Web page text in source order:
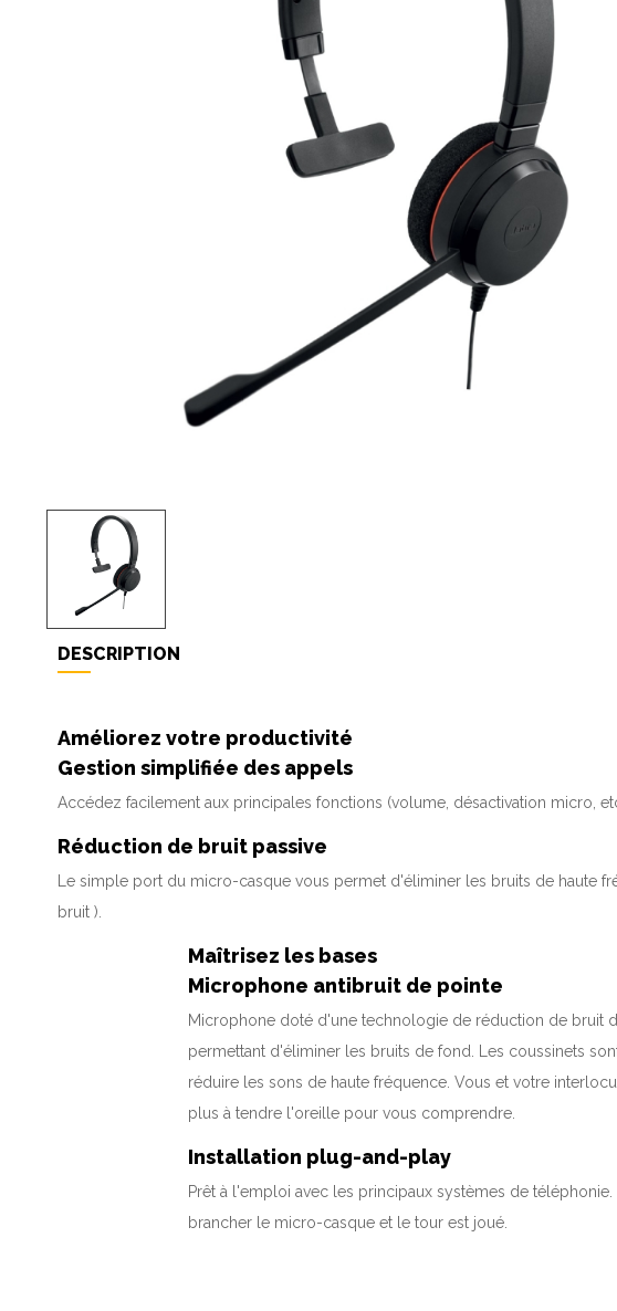
DESCRIPTION
Améliorez votre productivité
Gestion simplifiée des appels
Accédez facilement aux principales fonctions (volume, désactivation micro,
Réduction de bruit passive
Le simple port du micro-casque vous permet d'éliminer les bruits de haute
bruit ).
Maîtrisez les bases
Microphone antibruit de pointe
Microphone doté d'une technologie de réduction de bruit
permettant d'éliminer les bruits de fond. Les coussinets
réduire les sons de haute fréquence. Vous et votre
plus à tendre l'oreille pour vous comprendre.
Installation plug-and-play
Prêt à l'emploi avec les principaux systèmes de téléphonie.
brancher le micro-casque et le tour est joué.